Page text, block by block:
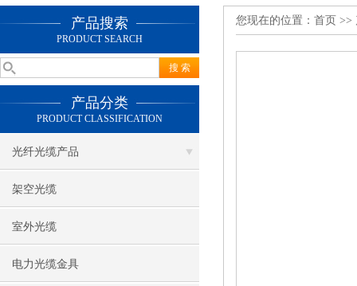
产品搜索
PRODUCT SEARCH
产品分类
PRODUCT CLASSIFICATION
光纤光缆产品
架空光缆
室外光缆
电力光缆金具
您现在的位置： 首页 >>